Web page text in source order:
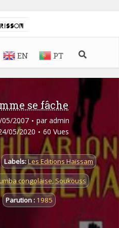
EN PT
se fâche
05/2007 par admin
05/2020
60 Vues
Labels: Les Editions Haïssam
congolaise, Soukouss
Parution : 1985